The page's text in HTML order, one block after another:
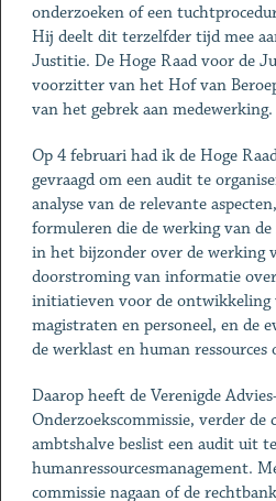
onderzoeken of een
Hij deelt dit terzelfder tijd mee
Justitie. De Hoge Raad voor de
voorzitter van het Hof van
van het gebrek aan medewerking.
Op 4 februari had ik de Hoge
gevraagd om een audit te
analyse van de relevante
formuleren die de werking van
in het bijzonder over de werking
doorstroming van informatie
initiatieven voor de ontwikkeling
magistraten en personeel, en de
de werklast en human ressources
Daarop heeft de Verenigde
Onderzoekscommissie, verder de
ambtshalve beslist een audit uit
humanressourcesmanagement.
commissie nagaan of de